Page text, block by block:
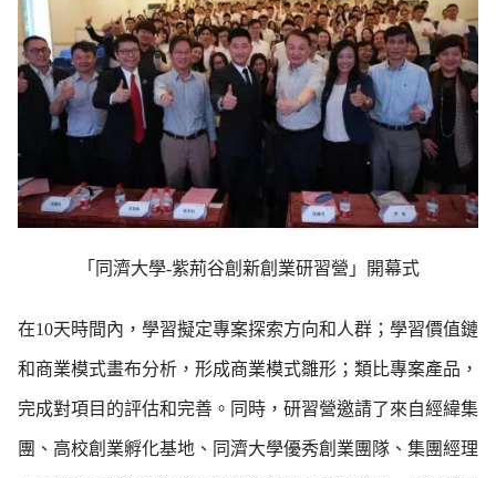
「同濟大學-紫荊谷創新創業研習營」開幕式
在10天時間內，學習擬定專案探索方向和人群；學習價值鏈
和商業模式畫布分析，形成商業模式雛形；類比專案產品，
完成對項目的評估和完善。同時，研習營邀請了來自經緯集
團、高校創業孵化基地、同濟大學優秀創業團隊、集團經理